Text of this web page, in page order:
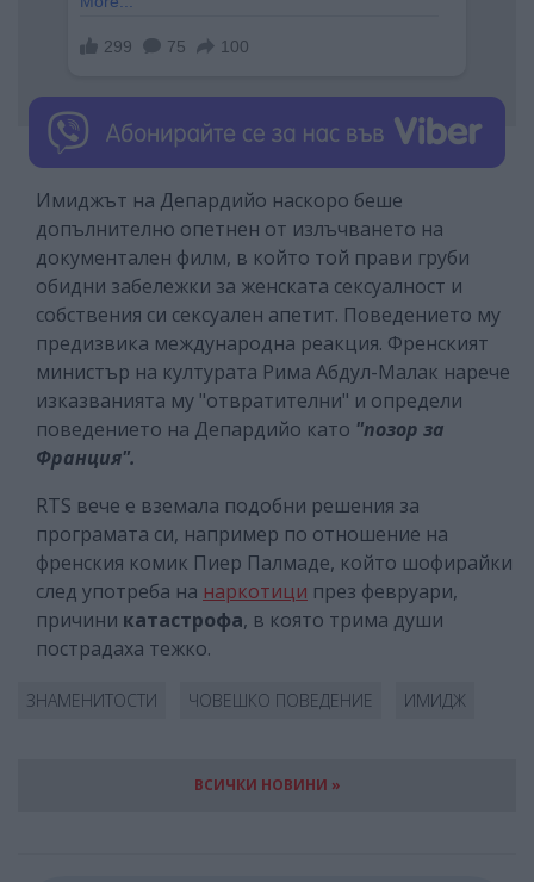
Имиджът на Депардийо наскоро беше
допълнително опетнен от излъчването на
документален филм, в който той прави груби
обидни забележки за женската сексуалност и
собствения си сексуален апетит. Поведението му
предизвика международна реакция. Френският
министър на културата Рима Абдул-Малак нарече
изказванията му "отвратителни" и определи
поведението на Депардийо като "позор за
Франция".
RTS вече е вземала подобни решения за
програмата си, например по отношение на
френския комик Пиер Палмаде, който шофирайки
след употреба на наркотици през февруари,
причини катастрофа, в която трима души
пострадаха тежко.
ЗНАМЕНИТОСТИ ЧОВЕШКО ПОВЕДЕНИЕ ИМИДЖ
ВСИЧКИ НОВИНИ »